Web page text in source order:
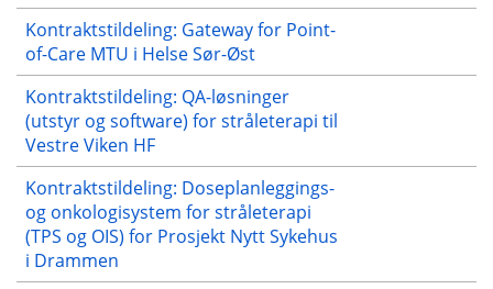
Kontraktstildeling: Gateway for Point-
of-Care MTU i Helse Sør-Øst
Kontraktstildeling: QA-løsninger
(utstyr og software) for stråleterapi til
Vestre Viken HF
Kontraktstildeling: Doseplanleggings-
og onkologisystem for stråleterapi
(TPS og OIS) for Prosjekt Nytt Sykehus
i Drammen